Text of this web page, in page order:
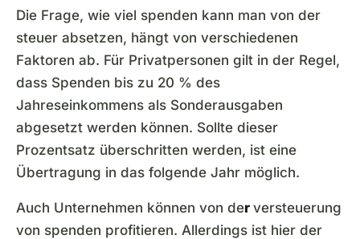
Die Frage, wie viel spenden kann man von der
steuer absetzen, hängt von verschiedenen
Faktoren ab. Für Privatpersonen gilt in der Regel,
dass Spenden bis zu 20 % des
Jahreseinkommens als Sonderausgaben
abgesetzt werden können. Sollte dieser
Prozentsatz überschritten werden, ist eine
Übertragung in das folgende Jahr möglich.
Auch Unternehmen können von der versteuerung
von spenden profitieren. Allerdings ist hier der